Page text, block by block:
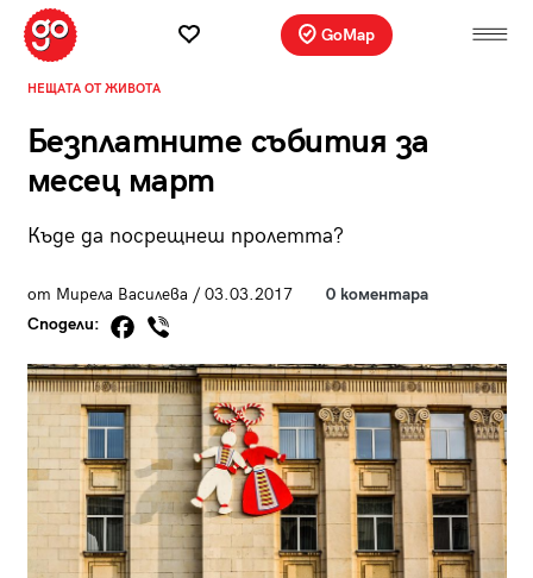
GoMap
НЕЩАТА ОТ ЖИВОТА
Безплатните събития за
месец март
Къде да посрещнеш пролетта?
от Мирела Василева / 03.03.2017
0 коментара
Сподели: